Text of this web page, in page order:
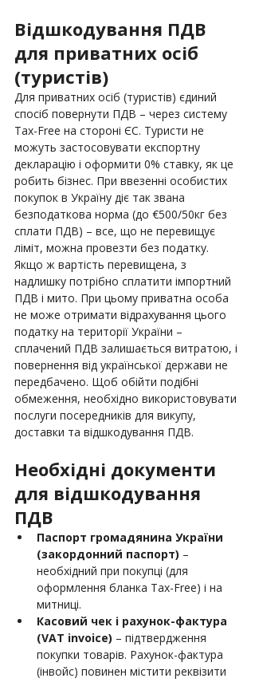
Відшкодування ПДВ
для приватних осіб
(туристів)
Для приватних осіб (туристів) єдиний
спосіб повернути ПДВ – через систему
Tax-Free на стороні ЄС. Туристи не
можуть застосовувати експортну
декларацію і оформити 0% ставку, як це
робить бізнес. При ввезенні особистих
покупок в Україну діє так звана
безподаткова норма (до €500/50кг без
сплати ПДВ) – все, що не перевищує
ліміт, можна провезти без податку.
Якщо ж вартість перевищена, з
надлишку потрібно сплатити імпортний
ПДВ і мито. При цьому приватна особа
не може отримати відрахування цього
податку на території України –
сплачений ПДВ залишається витратою, і
повернення від української держави не
передбачено. Щоб обійти подібні
обмеження, необхідно використовувати
послуги посередників для викупу,
доставки та відшкодування ПДВ.
Необхідні документи
для відшкодування
ПДВ
Паспорт громадянина України
(закордонний паспорт) –
необхідний при покупці (для
оформлення бланка Tax-Free) і на
митниці.
Касовий чек і рахунок-фактура
(VAT invoice) – підтвердження
покупки товарів. Рахунок-фактура
(інвойс) повинен містити реквізити